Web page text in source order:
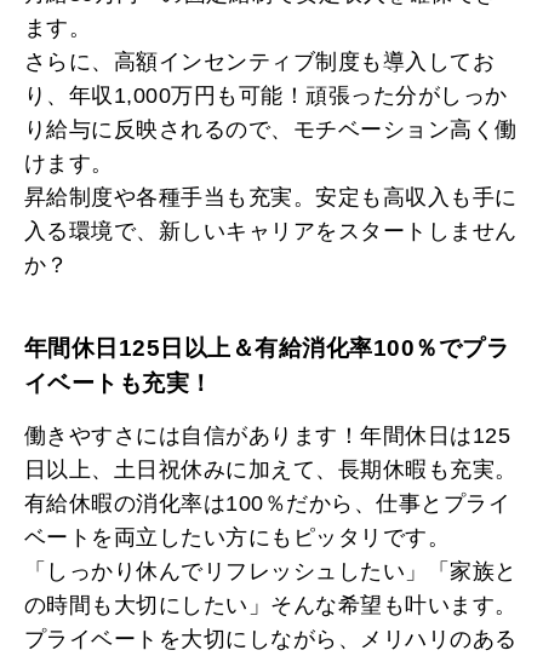
ます。
さらに、高額インセンティブ制度も導入してお
り、年収1,000万円も可能！頑張った分がしっか
り給与に反映されるので、モチベーション高く働
けます。
昇給制度や各種手当も充実。安定も高収入も手に
入る環境で、新しいキャリアをスタートしません
か？
年間休日125日以上＆有給消化率100％でプラ
イベートも充実！
働きやすさには自信があります！年間休日は125
日以上、土日祝休みに加えて、長期休暇も充実。
有給休暇の消化率は100％だから、仕事とプライ
ベートを両立したい方にもピッタリです。
「しっかり休んでリフレッシュしたい」「家族と
の時間も大切にしたい」そんな希望も叶います。
プライベートを大切にしながら、メリハリのある